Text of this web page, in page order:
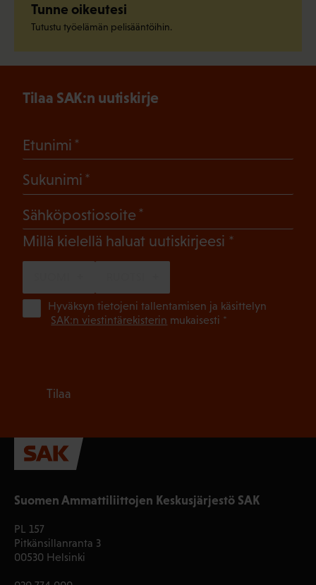
Tunne oikeutesi
Tutustu työelämän pelisääntöihin.
Suomen Ammattiliittojen Keskusjärjestö SAK
PL 157
Pitkänsillanranta 3
00530 Helsinki
Tilaa SAK:n uutiskirje
Etunimi
Sukunimi
Sähköpostiosoite
Millä kielellä haluat uutiskirjeesi (Pakollinen)
Hyväksyn tietojeni tallentamisen ja käsittelyn
SAK:n viestintärekisterin mukaisesti *
Tilaa